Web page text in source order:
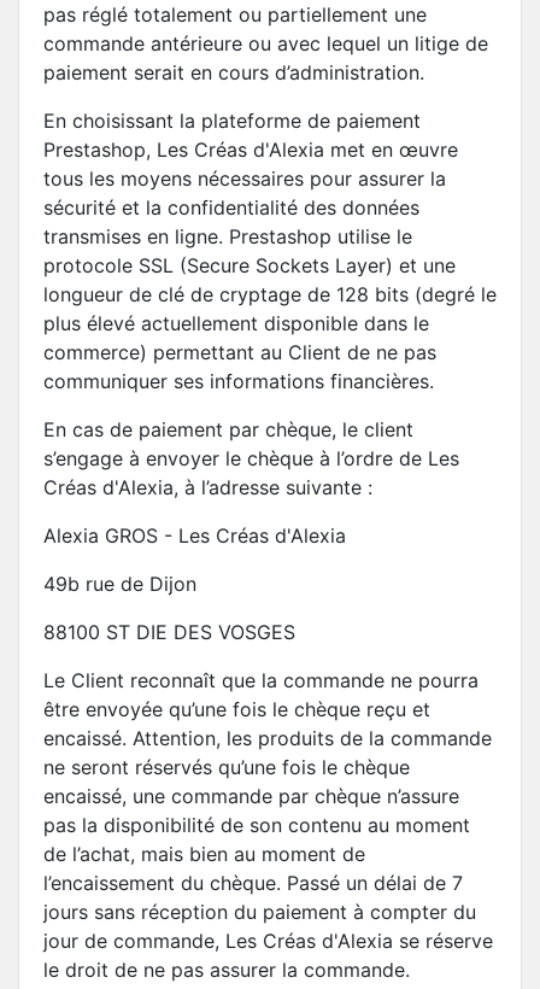
pas réglé totalement ou partiellement une
commande antérieure ou avec lequel un litige de
paiement serait en cours d’administration.
En choisissant la plateforme de paiement
Prestashop, Les Créas d'Alexia met en œuvre
tous les moyens nécessaires pour assurer la
sécurité et la confidentialité des données
transmises en ligne. Prestashop utilise le
protocole SSL (Secure Sockets Layer) et une
longueur de clé de cryptage de 128 bits (degré le
plus élevé actuellement disponible dans le
commerce) permettant au Client de ne pas
communiquer ses informations financières.
En cas de paiement par chèque, le client
s’engage à envoyer le chèque à l’ordre de Les
Créas d'Alexia, à l’adresse suivante :
Alexia GROS - Les Créas d'Alexia
49b rue de Dijon
88100 ST DIE DES VOSGES
Le Client reconnaît que la commande ne pourra
être envoyée qu’une fois le chèque reçu et
encaissé. Attention, les produits de la commande
ne seront réservés qu’une fois le chèque
encaissé, une commande par chèque n’assure
pas la disponibilité de son contenu au moment
de l’achat, mais bien au moment de
l’encaissement du chèque. Passé un délai de 7
jours sans réception du paiement à compter du
jour de commande, Les Créas d'Alexia se réserve
le droit de ne pas assurer la commande.